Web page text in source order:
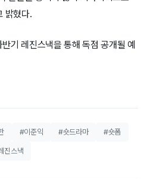
밝혔다.
반기 레진스낵을 통해 독점 공개될 예
#이준익 #숏드라마 #숏폼
진스낵